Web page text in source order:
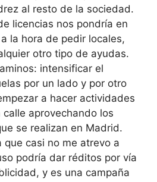
al resto de la sociedad.
licencias nos pondría en
la hora de pedir locales,
otro tipo de ayudas.
intensificar el
por un lado y por otro
a hacer actividades
aprovechando los
se realizan en Madrid.
que casi no me atrevo a
podría dar réditos por vía
y es una campaña